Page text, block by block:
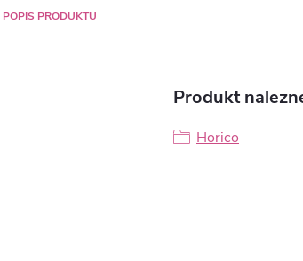
POPIS PRODUKTU
Produkt
Horico